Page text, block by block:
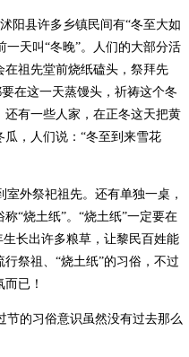
阳县许多乡镇民间有“冬至大如
一天叫“冬晚”。人们的大部分活
祖先堂前烧纸磕头，祭拜先
在这一天蒸馒头，祈祷这个冬
有一些人家，在正冬这天把黄
，人们说：“冬至到来雪花
外祭祀祖先。还有单独一桌，
“烧土纸”。“烧土纸”一定要在
长出许多粮草，让黎民百姓能
祭祖、“烧土纸”的习俗，不过
已！
节的习俗意识虽然没有过去那么